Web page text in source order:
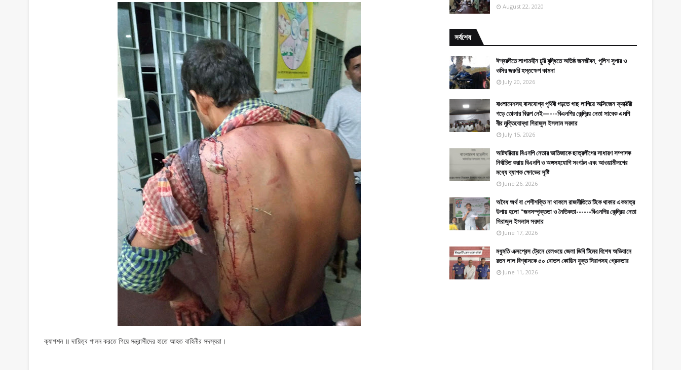
ক্যাপশন ॥ দায়িত্ব পালন করতে গিয়ে সন্ত্রাসীদের হাতে আহত বাহিনীর সদস্যরা।
August 22, 2020
সর্বশেষ
ঈশ্বরদীতে লাগামহীন চুরি বৃদ্ধিতে অতিষ্ঠ জনজীবন, পুলিশ সুপার ও
ওসির জরুরি হস্তক্ষেপ কামনা
July 20, 2026
বাংলাদেশসহ বাসযোগ্য পৃথিবী গড়তে গাছ লাগিয়ে অক্সিজেন ফ্যাক্টরী
গড়ে তোলার বিকল্প নেই—---বিএনপির কেন্দ্রিয় নেতা সাবেক এমপি
বীর মুক্তিযোদ্ধা সিরাজুল ইসলাম সরদার
July 15, 2026
আটঘরিয়ায় বিএনপি নেতার ভাতিজাকে ছাত্রলীগের সাধারণ সম্পাদক
নির্বাচিত করায় বিএনপি ও অঙ্গসহযোগি সংগঠন এবং আওয়ামীলগের
মধ্যে ব্যাপক ক্ষোভের সৃষ্টি
June 26, 2026
​​অবৈধ অর্থ বা পেশীশক্তি না থাকলে রাজনীতিতে টিকে থাকার একমাত্র
উপায় হলো "জনসম্পৃক্ততা ও নৈতিকতা------বিএনপির কেন্দ্রিয় নেতা
সিরাজুল ইসলাম সরদার
June 17, 2026
মধুমতি এক্সপ্রেস ট্রেনে রেলওয়ে জেলা ডিবি টিমের বিশেষ অভিযানে
রতন লাল বিশ্বাসকে ৫০ বোতল কোডিন যুক্ত সিরাপসহ গ্রেফতার
June 11, 2026